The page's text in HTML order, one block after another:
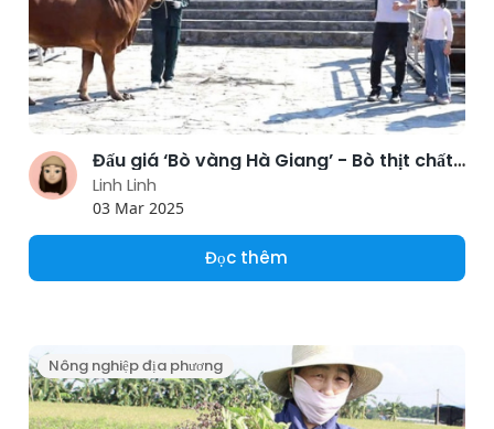
Đấu giá ‘Bò vàng Hà Giang’ - Bò thịt chất lượng cao
Linh Linh
03 Mar 2025
Đọc thêm
Nông nghiệp địa phương